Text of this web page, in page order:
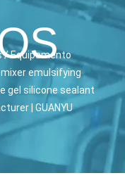
/Equipamento
emulsifying
gel silicone sealant
| GUANYU